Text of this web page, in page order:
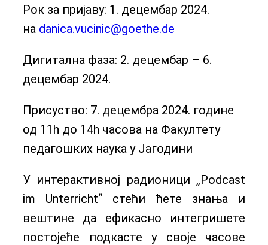
Рок за пријаву: 1. децембар 2024.
на danica.vucinic@goethe.de
Дигитална фаза: 2. децембар – 6.
децембар 2024.
Присуство: 7. децембра 2024. године
од 11h до 14h часова на Факултету
педагошких наука у Јагодини
У интерактивној радионици „Podcast
im Unterricht“ стећи ћете знања и
вештине да ефикасно интегришете
постојеће подкасте у своје часове